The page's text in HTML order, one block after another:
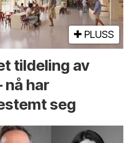
PLUSS
tildeling av
nå har
seg